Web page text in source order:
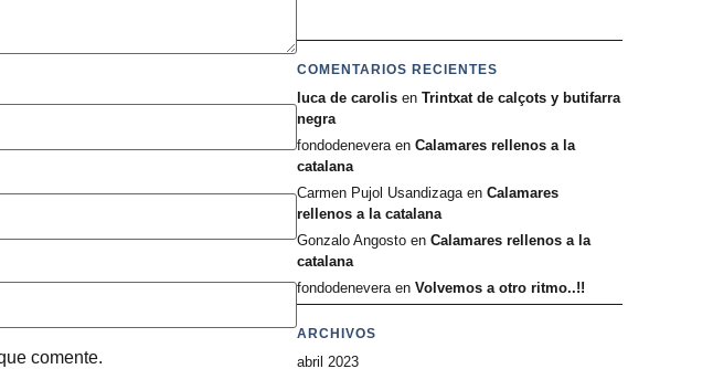
comente.
COMENTARIOS RECIENTES
luca de carolis en Trintxat de calçots y butifarra
negra
fondodeneveraen Calamares rellenos a la
catalana
Carmen Pujol Usandizagaen Calamares
rellenos a la catalana
Gonzalo Angosto en Calamares rellenos a la
catalana
fondodeneveraen Volvemos a otro ritmo..!!
ARCHIVOS
abril 2023